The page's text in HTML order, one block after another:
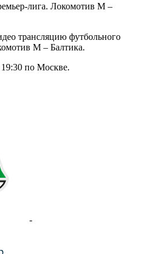
лига. Локомотив М –
трансляцию футбольного
М – Балтика.
по Москве.
-